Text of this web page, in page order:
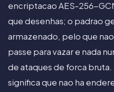
encriptacao AES-256-
que desenhas; o padrao
armazenado, pelo que
passe para vazar e nada
de ataques de forca bruta.
significa que nao ha